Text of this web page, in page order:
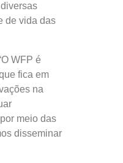
de vida das
WFP é
fica em
na
meio das
disseminar